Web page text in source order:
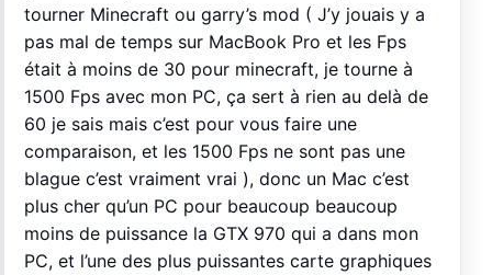
tourner Minecraft ou garry’s mod ( J’y jouais y a
pas mal de temps sur MacBook Pro et les Fps
était à moins de 30 pour minecraft, je tourne à
1500 Fps avec mon PC, ça sert à rien au delà de
60 je sais mais c’est pour vous faire une
comparaison, et les 1500 Fps ne sont pas une
blague c’est vraiment vrai ), donc un Mac c’est
plus cher qu’un PC pour beaucoup beaucoup
moins de puissance la GTX 970 qui a dans mon
PC, et l’une des plus puissantes carte graphiques